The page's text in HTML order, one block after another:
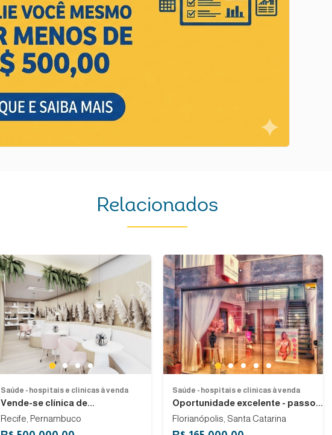
Relacionados
Next
1 2 3 4
Saúde - hospitais e clinicas à venda
Vende-se clínica de...
Recife, Pernambuco
Previous
1 2 3 4 5
Saúde - hospitais e clinicas à venda
Oportunidade excelente - passo...
Florianópolis, Santa Catarina
Previous